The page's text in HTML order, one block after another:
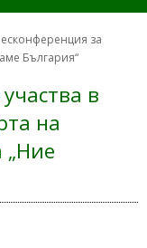
за
България“
в
на
„Ние